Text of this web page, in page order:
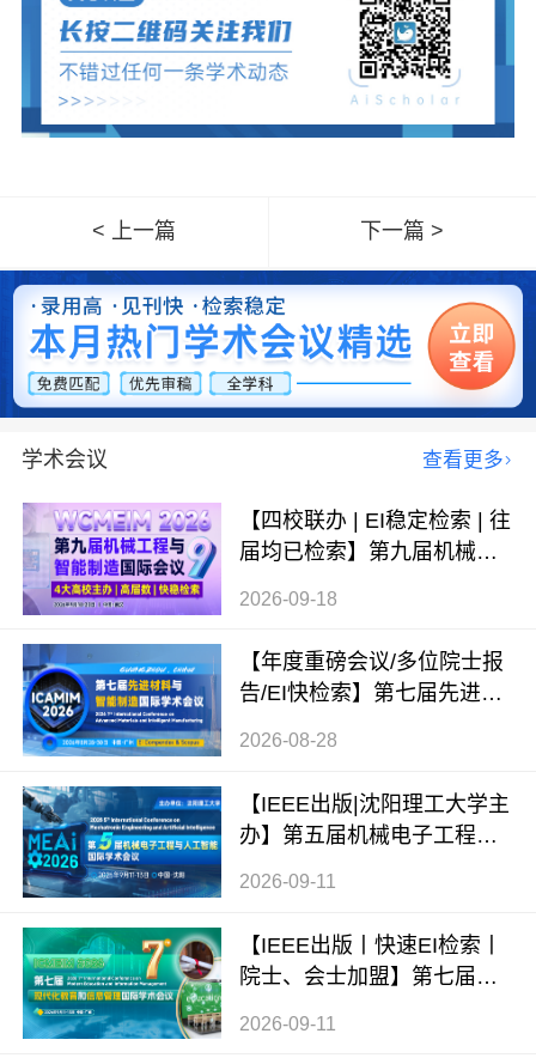
< 上一篇 下一篇 >
学术会议 查看更多
【四校联办 | EI稳定检索 | 往
届均已检索】第九届机械工
2026-09-18
【年度重磅会议/多位院士报
告/EI快检索】第七届先进材
2026-08-28
【IEEE出版|沈阳理工大学主
办】第五届机械电子工程与
2026-09-11
【IEEE出版丨快速EI检索丨
院士、会士加盟】第七届现
术会议 (ICMEIM 2026)
2026-09-11